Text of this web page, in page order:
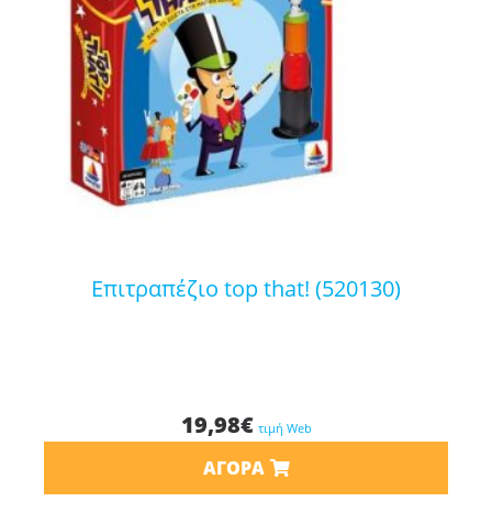
επιτραπέζιο top that! (520130)
19,98€ τιμή Web
ΑΓΟΡΆ